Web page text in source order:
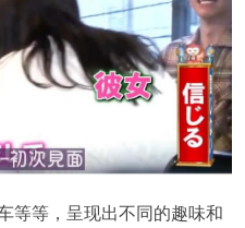
等等，呈现出不同的趣味和